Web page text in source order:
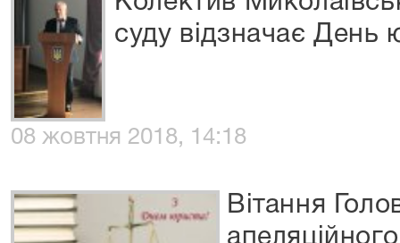
суду відзначає День
08 жовтня 2018, 14:18
Вітання